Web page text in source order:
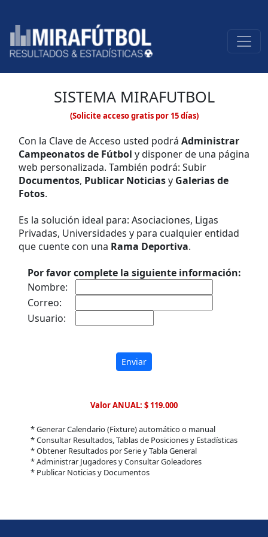
SISTEMA MIRAFUTBOL
(Solicite acceso gratis por 15 días)
Con la Clave de Acceso usted podrá Administrar
Campeonatos de Fútbol y disponer de una página
web personalizada. También podrá: Subir
Documentos, Publicar Noticiasy Galerias de
Fotos.
Es la solución ideal para: Asociaciones, Ligas
Privadas, Universidades y para cualquier entidad
que cuente con una Rama Deportiva.
Por favor complete la siguiente información:
Nombre:
Correo:
Usuario:
Enviar
Valor ANUAL: $ 119.000
* Generar Calendario (Fixture) automático o manual
* Consultar Resultados, Tablas de Posiciones y Estadísticas
* Obtener Resultados por Serie y Tabla General
* Administrar Jugadores y Consultar Goleadores
* Publicar Noticias y Documentos